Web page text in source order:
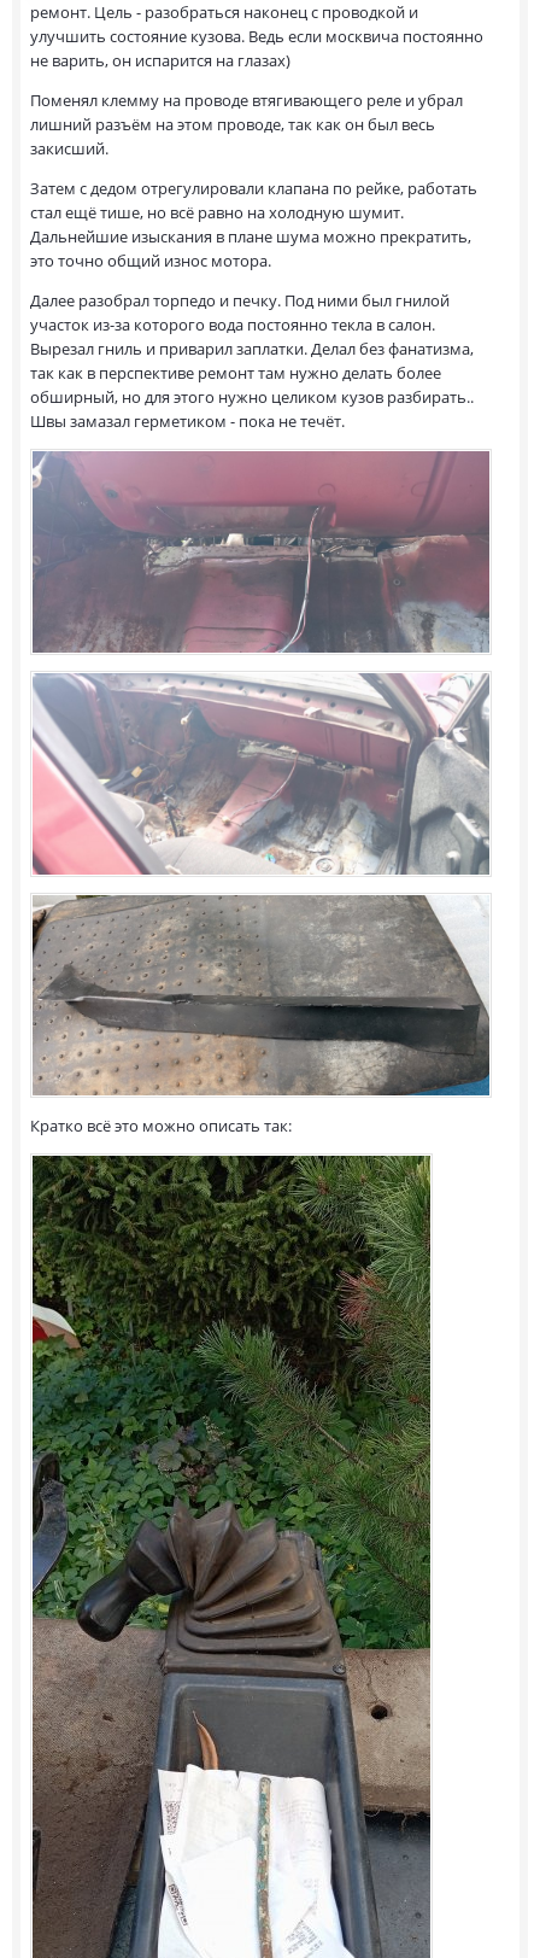
ремонт. Цель - разобраться наконец с проводкой и
улучшить состояние кузова. Ведь если москвича постоянно
не варить, он испарится на глазах)
Поменял клемму на проводе втягивающего реле и убрал
лишний разъём на этом проводе, так как он был весь
закисший.
Затем с дедом отрегулировали клапана по рейке, работать
стал ещё тише, но всё равно на холодную шумит.
Дальнейшие изыскания в плане шума можно прекратить,
это точно общий износ мотора.
Далее разобрал торпедо и печку. Под ними был гнилой
участок из-за которого вода постоянно текла в салон.
Вырезал гниль и приварил заплатки. Делал без фанатизма,
так как в перспективе ремонт там нужно делать более
обширный, но для этого нужно целиком кузов разбирать..
Швы замазал герметиком - пока не течёт.
Кратко всё это можно описать так: